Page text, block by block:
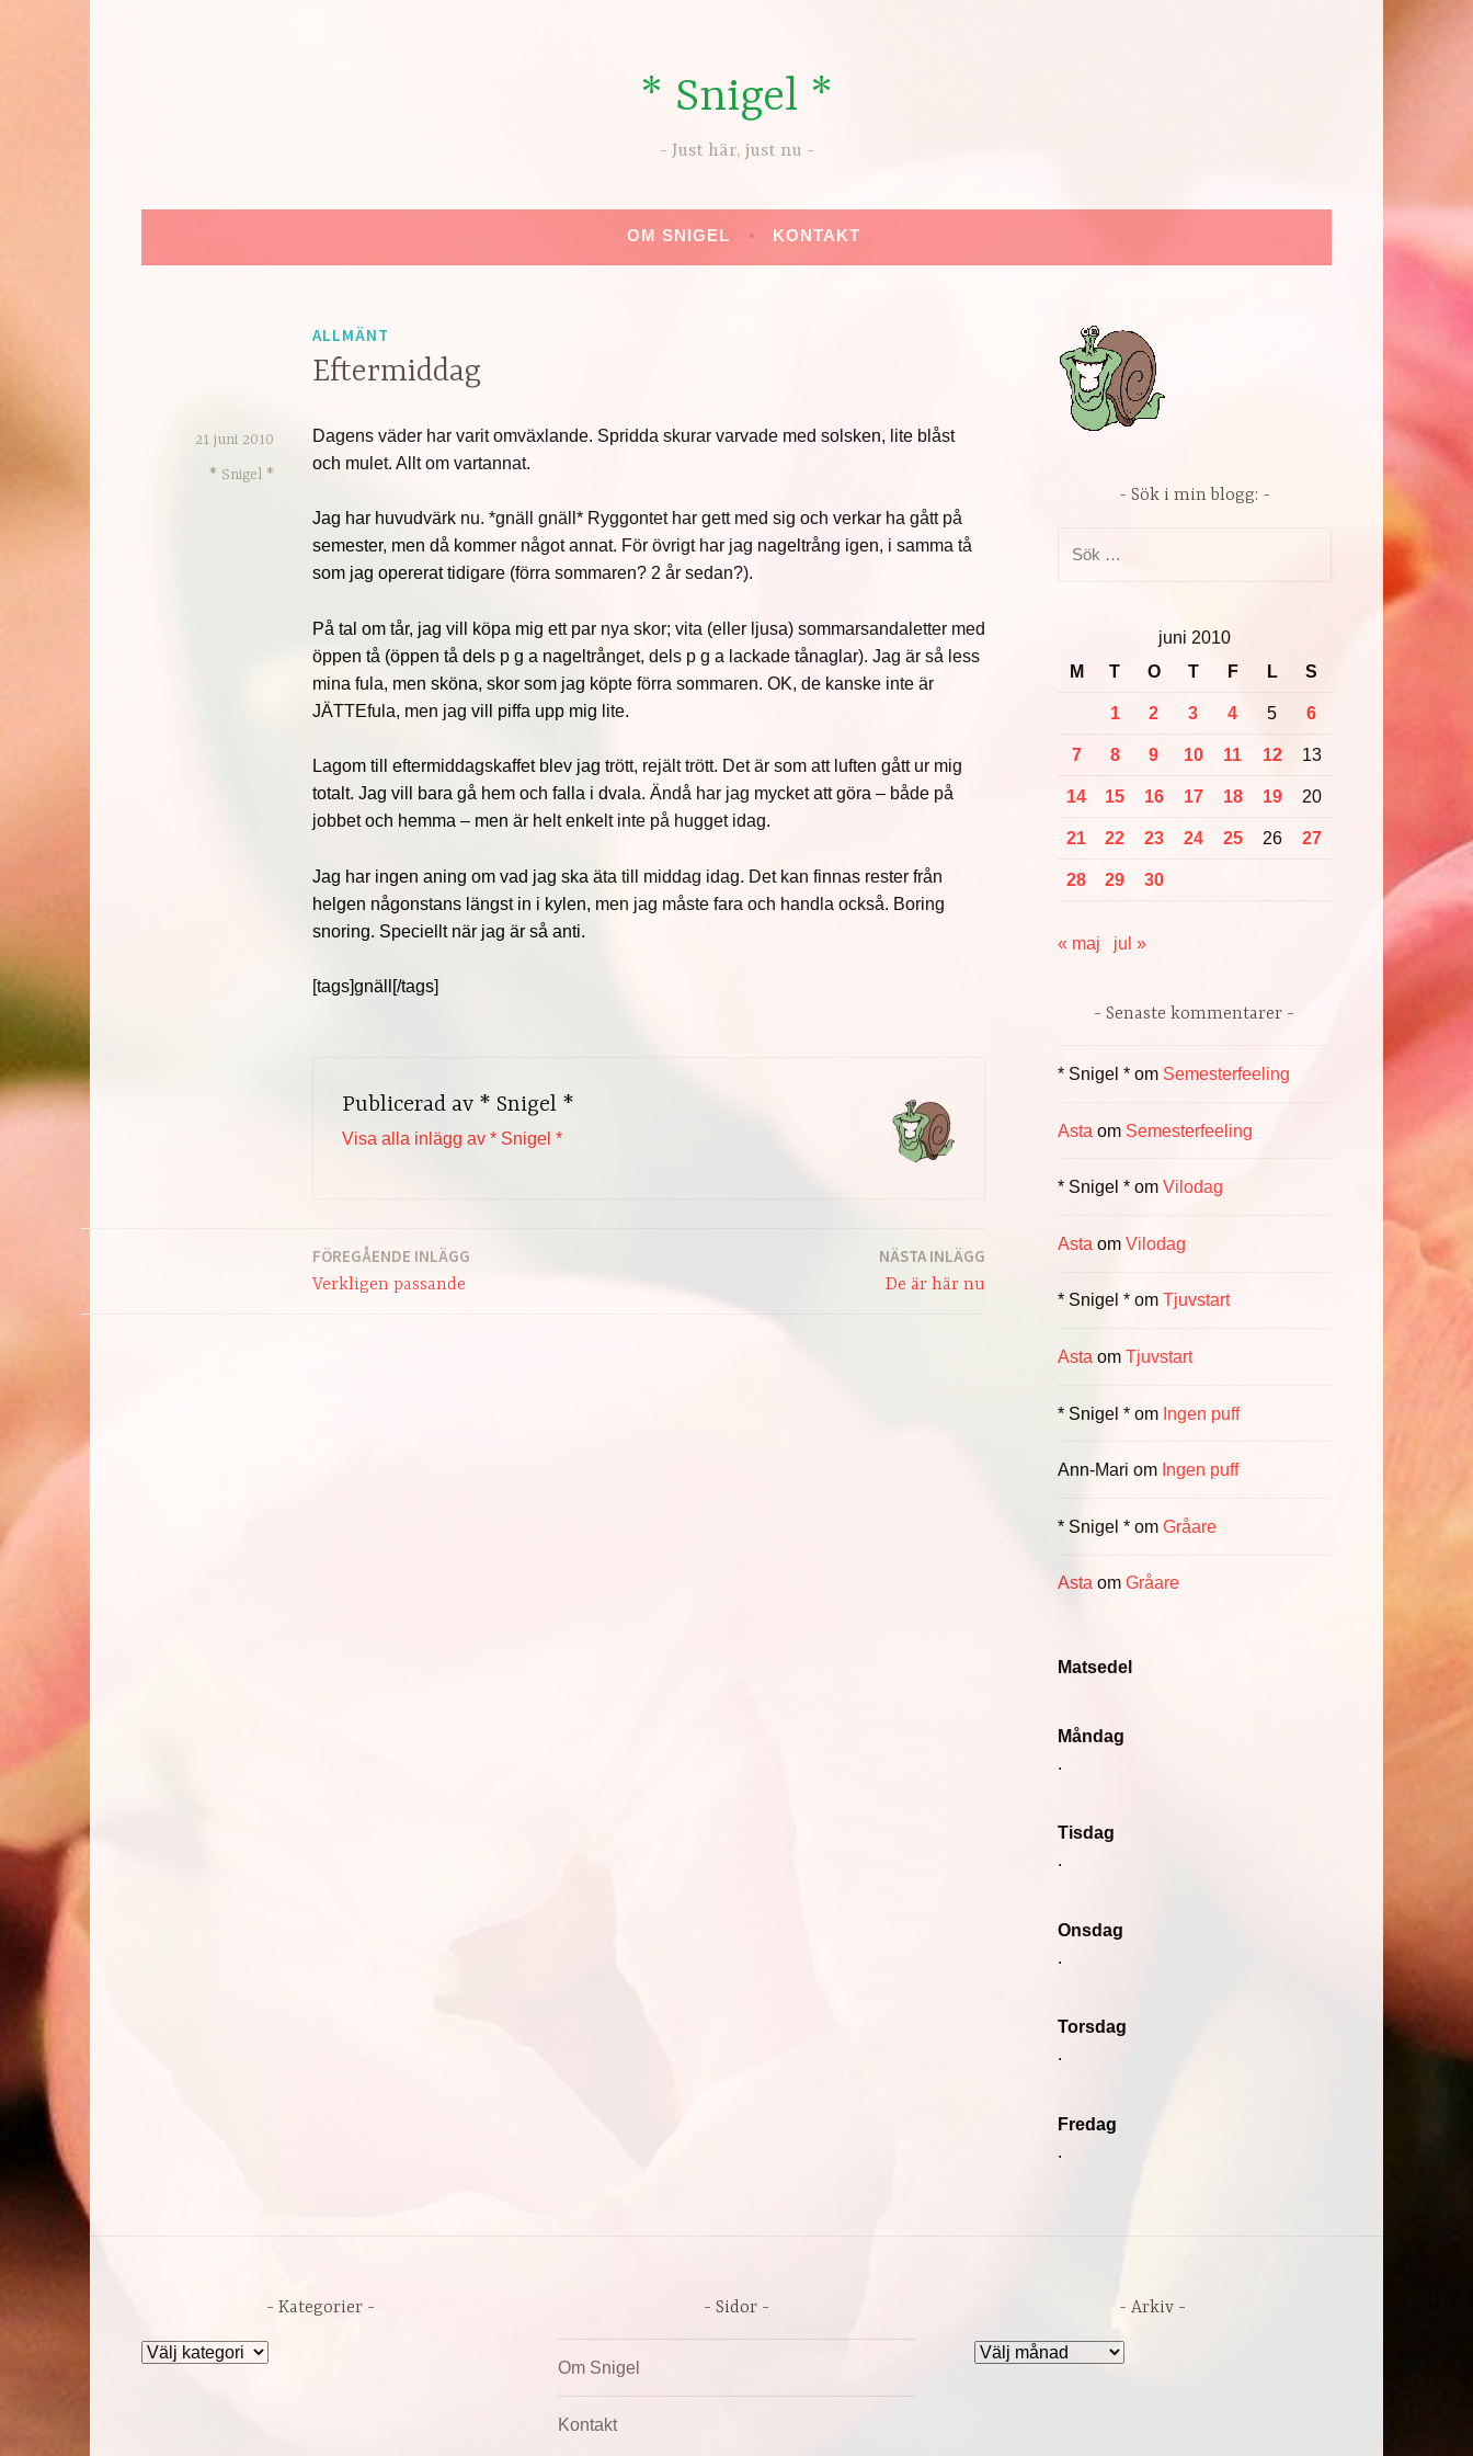
* Snigel *
Just här, just nu
OM SNIGEL KONTAKT
ALLMÄNT
Eftermiddag
21 juni 2010
* Snigel *
Dagens väder har varit omväxlande. Spridda skurar varvade med solsken, lite blåst
och mulet. Allt om vartannat.
Jag har huvudvärk nu. *gnäll gnäll* Ryggontet har gett med sig och verkar ha gått på
semester, men då kommer något annat. För övrigt har jag nageltrång igen, i samma tå
som jag opererat tidigare (förra sommaren? 2 år sedan?).
På tal om tår, jag vill köpa mig ett par nya skor; vita (eller ljusa) sommarsandaletter med
öppen tå (öppen tå dels p g a nageltrånget, dels p g a lackade tånaglar). Jag är så less
mina fula, men sköna, skor som jag köpte förra sommaren. OK, de kanske inte är
JÄTTEfula, men jag vill piffa upp mig lite.
Lagom till eftermiddagskaffet blev jag trött, rejält trött. Det är som att luften gått ur mig
totalt. Jag vill bara gå hem och falla i dvala. Ändå har jag mycket att göra – både på
jobbet och hemma – men är helt enkelt inte på hugget idag.
Jag har ingen aning om vad jag ska äta till middag idag. Det kan finnas rester från
helgen någonstans längst in i kylen, men jag måste fara och handla också. Boring
snoring. Speciellt när jag är så anti.
[tags]gnäll[/tags]
Publicerad av * Snigel *
Visa alla inlägg av * Snigel *
FÖREGÅENDE INLÄGG
Verkligen passande
NÄSTA INLÄGG
De är här nu
Sök i min blogg:
juni 2010
M
T O T F L S
1 2 3 4 5 6
7 8 9 10 11 12 13
14 15 16 17 18 19 20
21 22 23 24 25 26 27
28 29 30
« maj jul »
Senaste kommentarer
* Snigel *om Semesterfeeling
Asta om Semesterfeeling
* Snigel *om Vilodag
Asta om Vilodag
* Snigel *om Tjuvstart
Asta om Tjuvstart
* Snigel *om Ingen puff
Ann-Mari om Ingen puff
* Snigel *om Gråare
Astaom Gråare
Matsedel
Måndag
.
Tisdag
.
Onsdag
.
Torsdag
.
Fredag
.
Kategorier
Kategorier
Sidor
Om Snigel
Kontakt
Arkiv
Arkiv